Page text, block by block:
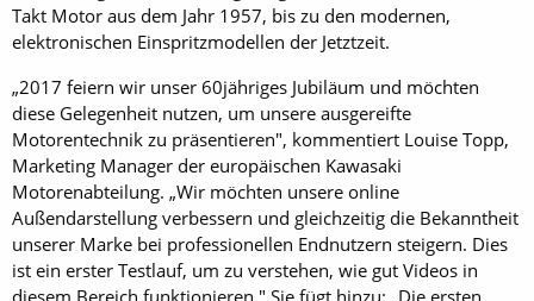
Takt Motor aus dem Jahr 1957, bis zu den modernen,
elektronischen Einspritzmodellen der Jetztzeit.
„2017 feiern wir unser 60jähriges Jubiläum und möchten
diese Gelegenheit nutzen, um unsere ausgereifte
Motorentechnik zu präsentieren", kommentiert Louise Topp,
Marketing Manager der europäischen Kawasaki
Motorenabteilung. „Wir möchten unsere online
Außendarstellung verbessern und gleichzeitig die Bekanntheit
unserer Marke bei professionellen Endnutzern steigern. Dies
ist ein erster Testlauf, um zu verstehen, wie gut Videos in